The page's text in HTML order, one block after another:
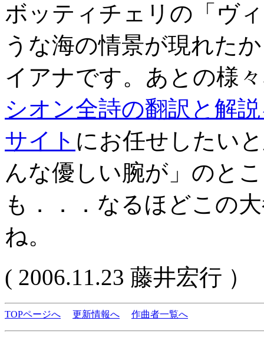
ボッティチェリの「ヴ
うな海の情景が現れた
イアナです。あとの様
シオン全詩の翻訳と解
サイト にお任せしたい
んな優しい腕が」のと
も．．．なるほどこの
ね。
( 2006.11.23 藤井宏行 ）
TOPページへ 更新情報へ 作曲者一覧へ